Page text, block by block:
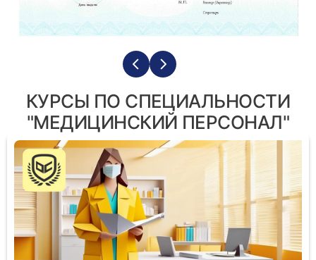
КУРСЫ ПО СПЕЦИАЛЬНОСТИ
"МЕДИЦИНСКИЙ ПЕРСОНАЛ"